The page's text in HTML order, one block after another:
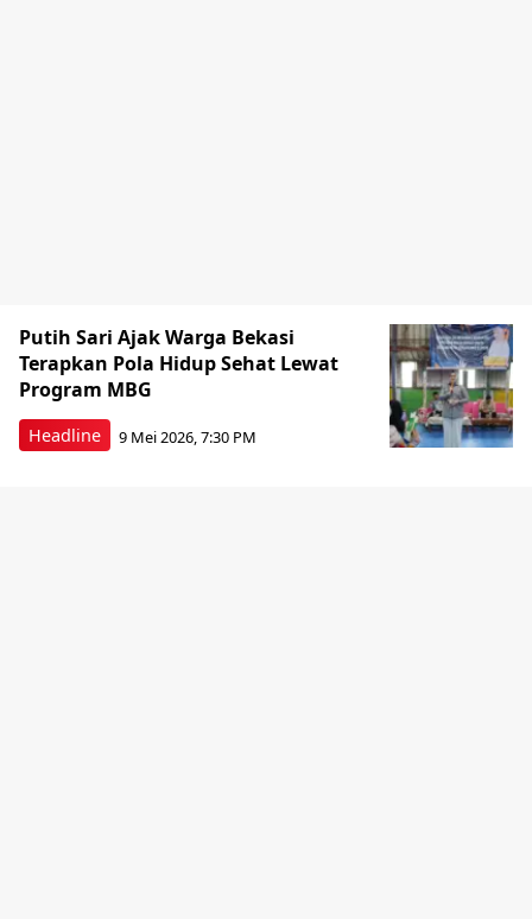
Headline
Putih Sari Ajak Warga Bekasi
Terapkan Pola Hidup Sehat Lewat
Program MBG
9 Mei 2026, 7:30 PM